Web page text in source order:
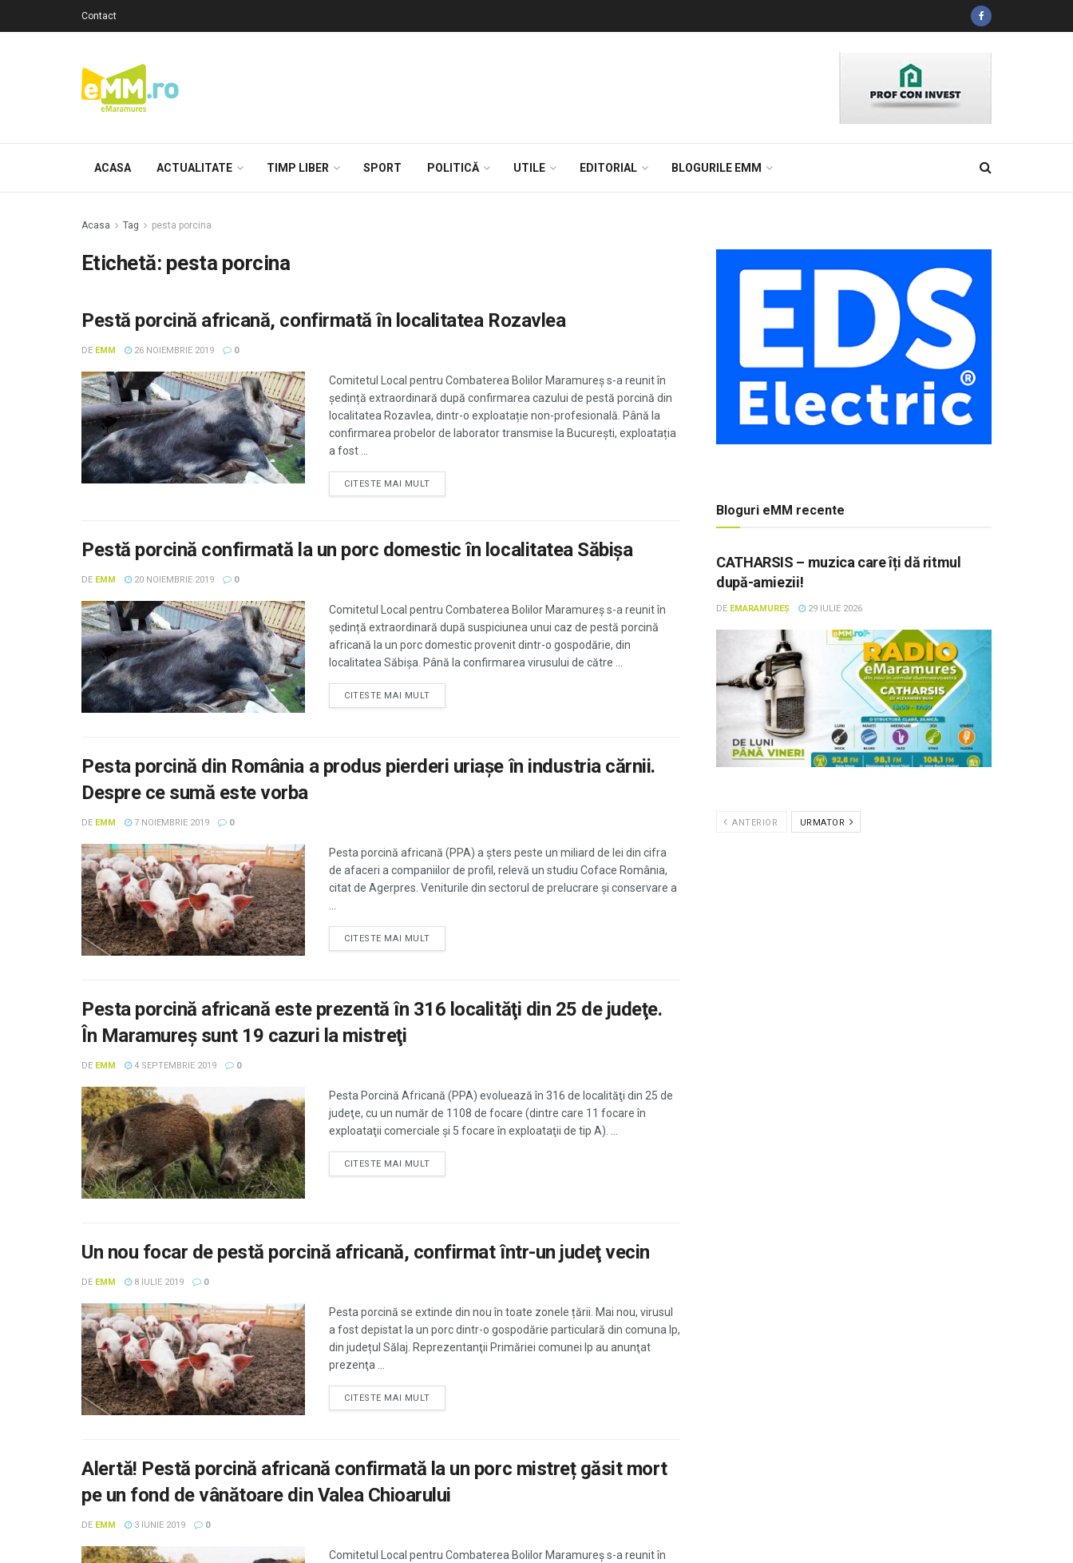
Contact
ACASA ACTUALITATE TIMP LIBER SPORT POLITICĂ UTILE EDITORIAL BLOGURILE EMM
Acasa Tag pesta porcina
Etichetă: pesta porcina
Pestă porcină africană, confirmată în localitatea Rozavlea
DE EMM 26 NOIEMBRIE 2019 0
Comitetul Local pentru Combaterea Bolilor Maramureș s-a reunit în
ședință extraordinară după confirmarea cazului de pestă porcină din
localitatea Rozavlea, dintr-o exploatație non-profesională. Până la
confirmarea probelor de laborator transmise la București, exploatația
a fost ...
CITESTE MAI MULT
Pestă porcină confirmată la un porc domestic în localitatea Săbișa
DE EMM 20 NOIEMBRIE 2019 0
Comitetul Local pentru Combaterea Bolilor Maramureș s-a reunit în
ședință extraordinară după suspiciunea unui caz de pestă porcină
africană la un porc domestic provenit dintr-o gospodărie, din
localitatea Săbișa. Până la confirmarea virusului de către ...
CITESTE MAI MULT
Pesta porcină din România a produs pierderi uriașe în industria cărnii.
Despre ce sumă este vorba
DE EMM 7 NOIEMBRIE 2019 0
Pesta porcină africană (PPA) a şters peste un miliard de lei din cifra
de afaceri a companiilor de profil, relevă un studiu Coface România,
citat de Agerpres. Veniturile din sectorul de prelucrare şi conservare a
CITESTE MAI MULT
Pesta porcină africană este prezentă în 316 localităţi din 25 de judeţe.
În Maramureş sunt 19 cazuri la mistreţi
DE EMM 4 SEPTEMBRIE 2019 0
Pesta Porcină Africană (PPA) evoluează în 316 de localităţi din 25 de
judeţe, cu un număr de 1108 de focare (dintre care 11 focare în
exploataţii comerciale şi 5 focare în exploataţii de tip A). ...
CITESTE MAI MULT
Un nou focar de pestă porcină africană, confirmat într-un judeţ vecin
DE EMM 8 IULIE 2019 0
Pesta porcină se extinde din nou în toate zonele țării. Mai nou, virusul
a fost depistat la un porc dintr-o gospodărie particulară din comuna Ip,
din județul Sălaj. Reprezentanţii Primăriei comunei Ip au anunţat
prezenţa ...
CITESTE MAI MULT
Alertă! Pestă porcină africană confirmată la un porc mistreț găsit mort
pe un fond de vânătoare din Valea Chioarului
DE EMM 3 IUNIE 2019 0
Comitetul Local pentru Combaterea Bolilor Maramureș s-a reunit în
Bloguri eMM recente
CATHARSIS – muzica care îți dă ritmul
după-amiezii!
DE EMARAMUREȘ 29 IULIE 2026
ANTERIOR URMATOR